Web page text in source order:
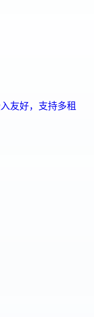
友好，支持多租